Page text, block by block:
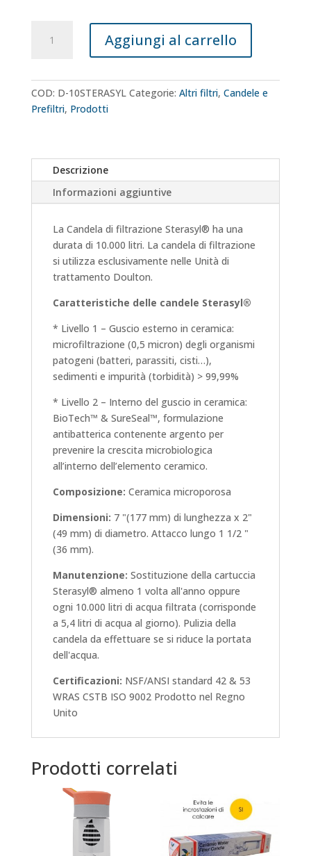
Sterasyl®
Aggiungi al carrello
COD: D-10STERASYL Categorie: Altri filtri, Candele e
Prefiltri, Prodotti
Descrizione
Informazioni aggiuntive
La Candela di filtrazione Sterasyl® ha una
durata di 10.000 litri. La candela di filtrazione
si utilizza esclusivamente nelle Unità di
trattamento Doulton.
Caratteristiche delle candele Sterasyl®
* Livello 1 – Guscio esterno in ceramica:
microfiltrazione (0,5 micron) degli organismi
patogeni (batteri, parassiti, cisti…),
sedimenti e impurità (torbidità) > 99,99%
* Livello 2 – Interno del guscio in ceramica:
BioTech™ & SureSeal™, formulazione
antibatterica contenente argento per
prevenire la crescita microbiologica
all’interno dell’elemento ceramico.
Composizione: Ceramica microporosa
Dimensioni: 7 "(177 mm) di lunghezza x 2"
(49 mm) di diametro. Attacco lungo 1 1/2 "
(36 mm).
Manutenzione: Sostituzione della cartuccia
Sterasyl® almeno 1 volta all'anno oppure
ogni 10.000 litri di acqua filtrata (corrisponde
a 5,4 litri di acqua al giorno). Pulizia della
candela da effettuare se si riduce la portata
dell'acqua.
Certificazioni: NSF/ANSI standard 42 & 53
WRAS CSTB ISO 9002 Prodotto nel Regno
Unito
Prodotti correlati